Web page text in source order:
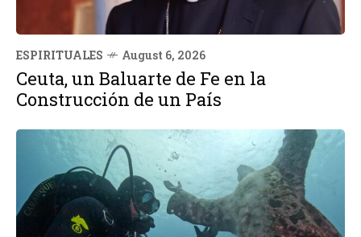
ESPIRITUALES August 6, 2026
Ceuta, un Baluarte de Fe en la
Construcción de un País